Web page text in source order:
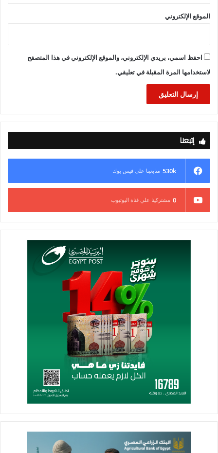
الموقع الإلكتروني
احفظ اسمي، بريدي الإلكتروني، والموقع الإلكتروني في هذا المتصفح
لاستخدامها المرة المقبلة في تعليقي.
إتبعنا
530k متابعينا علي فيس بوك
0 مشتركينا علي قناة اليوتيوب